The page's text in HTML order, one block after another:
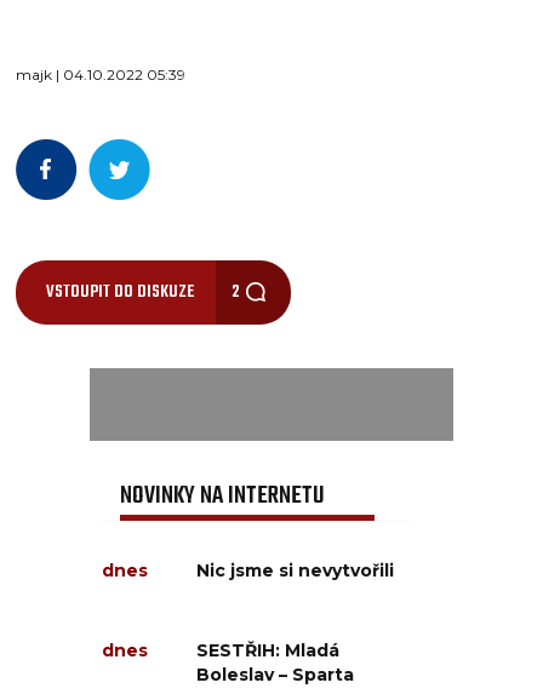
majk | 04.10.2022 05:39
VSTOUPIT DO DISKUZE 2
NOVINKY NA INTERNETU
dnes Nic jsme si nevytvořili
dnes
SESTŘIH: Mladá
Boleslav – Sparta